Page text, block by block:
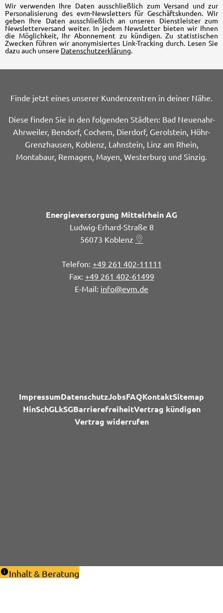
Wir verwenden Ihre Daten ausschließlich zum Versand und zur
Personalisierung des evm-Newsletters für Geschäftskunden. Wir
geben Ihre Daten ausschließlich an unseren Dienstleister zum
Newsletterversand weiter. In jedem Newsletter bieten wir Ihnen
die Möglichkeit, Ihr Abonnement zu kündigen. Zu statistischen
Zwecken führen wir anonymisiertes Link-Tracking durch. Lesen Sie
dazu auch unsere Datenschutzerklärung
Finde jetzt eines unserer Kundenzentren in deiner Nähe.
Diese finden Sie in den folgenden Städten: Bad Neuenahr-
Ahrweiler, Bendorf, Cochem, Dierdorf, Gerolstein, Höhr-
Grenzhausen, Koblenz, Lahnstein, Linz am Rhein,
Montabaur, Remagen, Mayen, Westerburg und Sinzig.
Energieversorgung Mittelrhein AG
Ludwig-Erhard-Straße 8
56073 Koblenz
+49 261 402-11111
+49 261 402-61499
info@evm.de
ImpressumDatenschutzJobsFAQKontaktSitemap
HinSchGLkSGBarrierefreiheitVertrag kündigen
Vertrag widerrufen
Inhalt & Beratung